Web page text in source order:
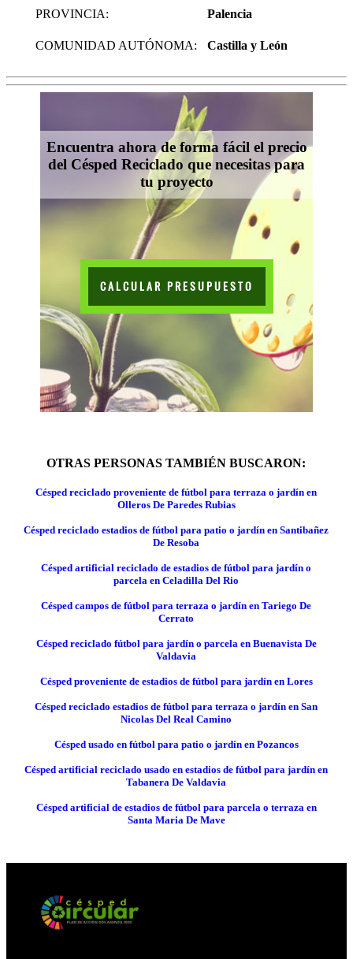
PROVINCIA: Palencia
COMUNIDAD AUTÓNOMA: Castilla y León
Encuentra ahora de forma fácil el precio
del Césped Reciclado que necesitas para
tu proyecto
CALCULAR PRESUPUESTO
OTRAS PERSONAS TAMBIÉN BUSCARON:
Césped reciclado proveniente de fútbol para terraza o jardín en
Olleros De Paredes Rubias
Césped reciclado estadios de fútbol para patio o jardín en Santibañez
De Resoba
Césped artificial reciclado de estadios de fútbol para jardín o
parcela en Celadilla Del Rio
Césped campos de fútbol para terraza o jardín en Tariego De
Cerrato
Césped reciclado fútbol para jardín o parcela en Buenavista De
Valdavia
Césped proveniente de estadios de fútbol para jardín en Lores
Césped reciclado estadios de fútbol para terraza o jardín en San
Nicolas Del Real Camino
Césped usado en fútbol para patio o jardín en Pozancos
Césped artificial reciclado usado en estadios de fútbol para jardín en
Tabanera De Valdavia
Césped artificial de estadios de fútbol para parcela o terraza en
Santa Maria De Mave